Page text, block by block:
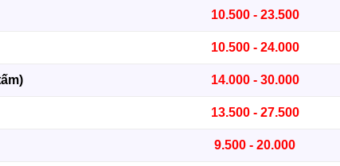
10.500 - 23.500
10.500 - 24.000
14.000 - 30.000
13.500 - 27.500
9.500 - 20.000